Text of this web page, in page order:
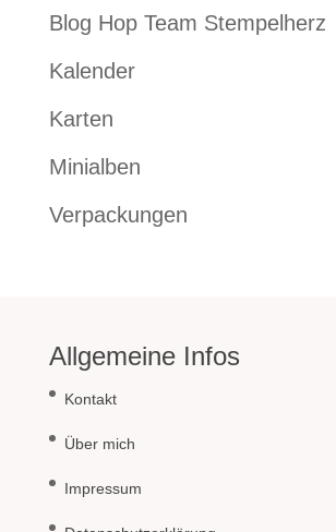
Blog Hop Team Stempelherz
Kalender
Karten
Minialben
Verpackungen
Allgemeine Infos
Kontakt
Über mich
Impressum